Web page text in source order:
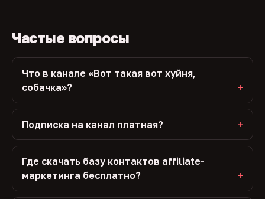
Частые вопросы
Что в канале «Вот такая вот хуйня,
собачка»?
Подписка на канал платная?
Где скачать базу контактов affiliate-
маркетинга бесплатно?